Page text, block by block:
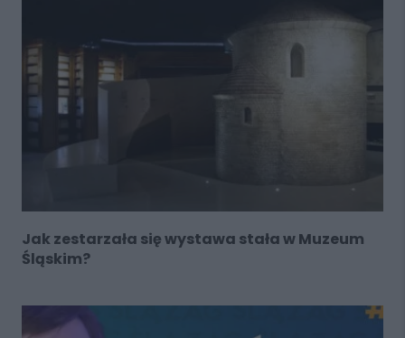
Jak zestarzała się wystawa stała w Muzeum
Śląskim?